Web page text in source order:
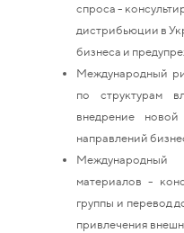
спроса -
дистрибьюции в
бизнеса и
Международный
по структурам
внедрение
направлений
материалов -
группы и перевод
привлечения